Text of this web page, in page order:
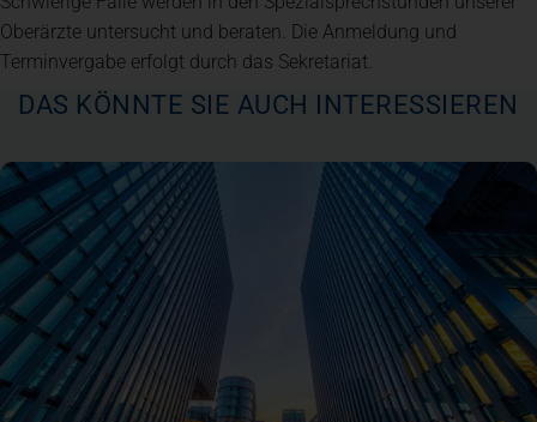
Oberärzte untersucht und beraten. Die Anmeldung und
Terminvergabe erfolgt durch das Sekretariat.
DAS KÖNNTE SIE AUCH INTERESSIEREN